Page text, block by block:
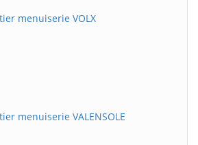
menuiserie VOLX
menuiserie VALENSOLE